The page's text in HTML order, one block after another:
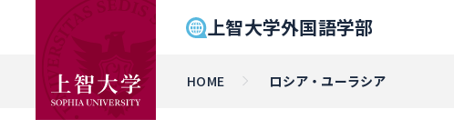
上智大学外国語学部
HOME ロシア・ユーラシア